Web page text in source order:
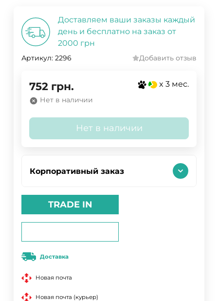
Доставляем ваши заказы каждый
день и бесплатно на заказ от
2000 грн
Артикул: 2296 Добавить отзыв
752 грн. x 3 мес.
Нет в наличии
Нет в наличии
Корпоративный заказ
TRADE IN
Доставка
Новая почта
Новая почта (курьер)